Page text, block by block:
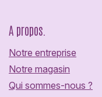
A propos.
Notre entreprise
Notre magasin
Qui sommes-nous ?